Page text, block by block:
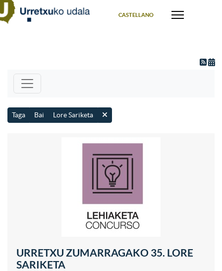
CASTELLANO
Taga Bai Lore Sariketa
URRETXU ZUMARRAGAKO 35. LORE
SARIKETA